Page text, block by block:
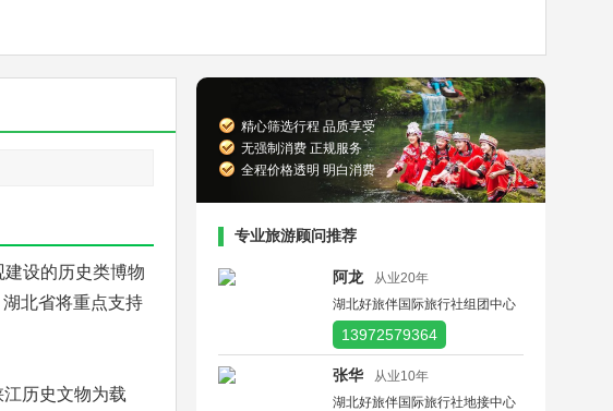
设的历史类博物
湖北省将重点支持
历史文物为载
精心筛选行程 品质享受
无强制消费 正规服务
全程价格透明 明白消费
专业旅游顾问推荐
阿龙
从业20年
湖北好旅伴国际旅行社组团中心
13972579364
张华
从业10年
湖北好旅伴国际旅行社地接中心